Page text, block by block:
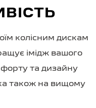
колісним дискам
імідж вашого
та дизайну
також на вищому